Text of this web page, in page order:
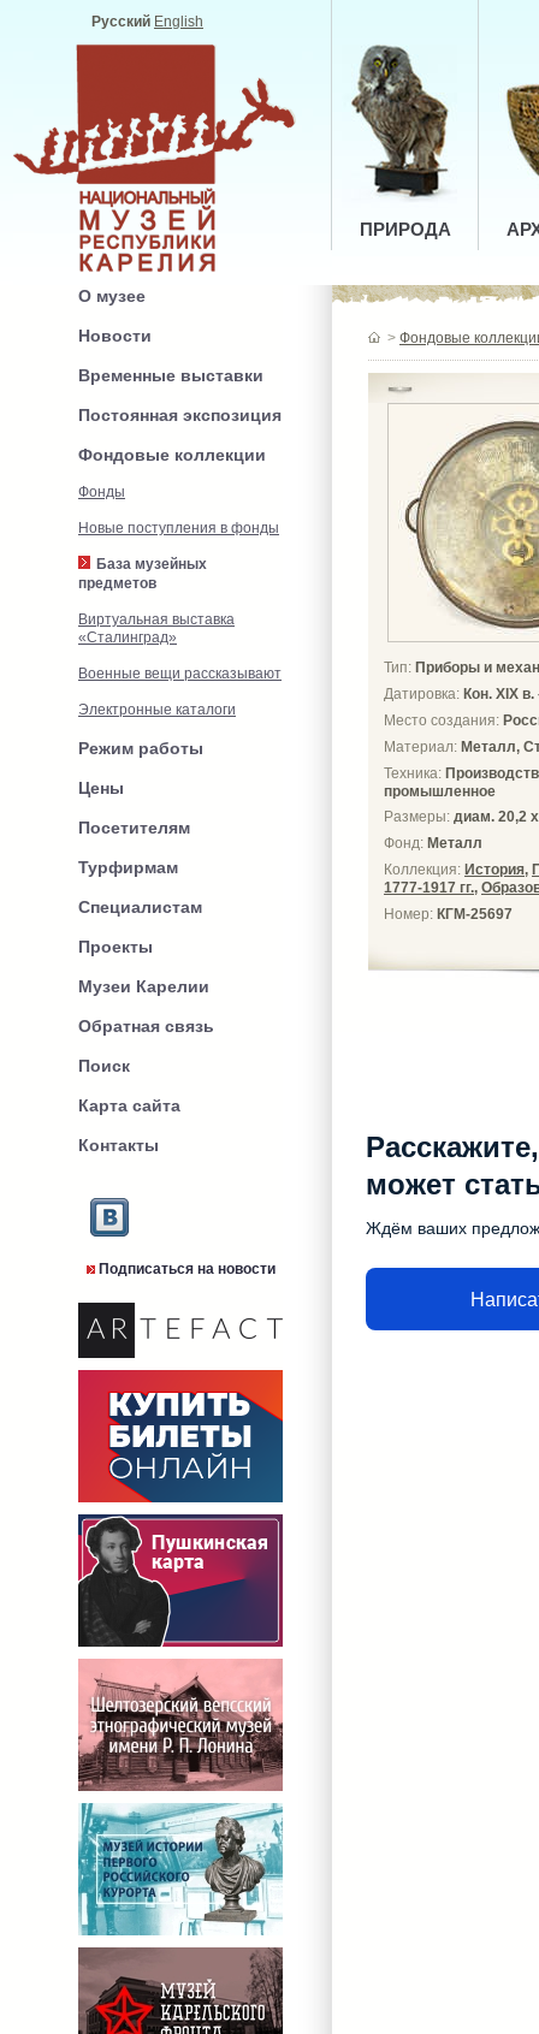
Русский English
ПРИРОДА
О музее
Новости
Временные выставки
Постоянная экспозиция
Фондовые коллекции
Фонды
Новые поступления в фонды
База музейных
предметов
Виртуальная выставка
«Сталинград»
Военные вещи рассказывают
Электронные каталоги
Режим работы
Цены
Посетителям
Турфирмам
Специалистам
Проекты
Музеи Карелии
Обратная связь
Поиск
Карта сайта
Контакты
Подписаться на новости
> Фондовые
Тип: Приборы и
Датировка: Кон. ХIX
Место создания:
Материал: Металл,
Техника:
промышленное
Размеры: диам. 20,2
Фонд: Металл
Коллекция: История,
1777-1917 гг.,
Номер: КГМ-25697
может
Ждём ваших